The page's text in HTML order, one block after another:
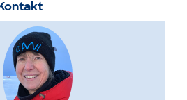
Kontakt